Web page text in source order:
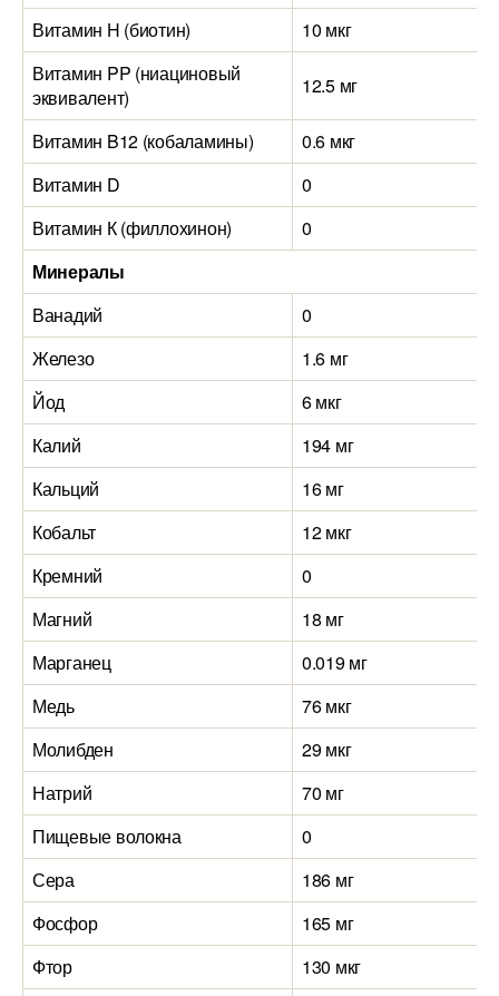
Витамин H (биотин)
10 мкг
Витамин PP (ниациновый
эквивалент)
12.5 мг
Витамин B12 (кобаламины) 0.6 мкг
Витамин D
0
Витамин К (филлохинон)
0
Минералы
Ванадий
0
Железо
1.6 мг
Йод
6 мкг
Калий
194 мг
Кальций
16 мг
Кобальт
12 мкг
Кремний
0
Магний
18 мг
Марганец
0.019 мг
Медь
76 мкг
Молибден
29 мкг
Натрий
70 мг
Пищевые волокна
0
Сера
186 мг
Фосфор
165 мг
Фтор
130 мкг